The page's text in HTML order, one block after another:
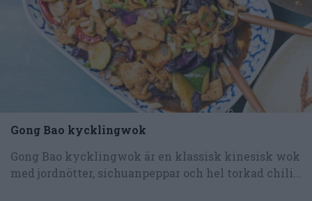
Gong Bao kycklingwok
Gong Bao kycklingwok är en klassisk kinesisk wok
med jordnötter, sichuanpeppar och hel torkad chili...